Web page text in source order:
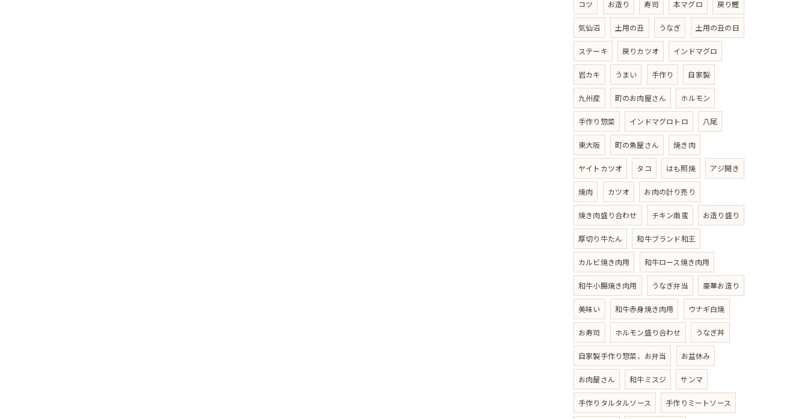
コツ お造り 寿司 本マグロ 戻り鰹
気仙沼 土用の丑 うなぎ 土用の丑の日
ステーキ 戻りカツオ インドマグロ
岩カキ うまい 手作り 自家製
九州産 町のお肉屋さん ホルモン
手作り惣菜 インドマグロトロ 八尾
東大阪 町の魚屋さん 焼き肉
ヤイトカツオ タコ はも照焼 アジ開き
焼肉 カツオ お肉の計り売り
焼き肉盛り合わせ チキン南蛮 お造り盛り
厚切り牛たん 和牛ブランド和王
カルビ焼き肉用 和牛ロース焼き肉用
和牛小腸焼き肉用 うなぎ弁当 豪華お造り
美味い 和牛赤身焼き肉用 ウナギ白焼
お寿司 ホルモン盛り合わせ うなぎ丼
自家製手作り惣菜、お弁当 お盆休み
お肉屋さん 和牛ミスジ サンマ
手作りタルタルソース 手作りミートソース